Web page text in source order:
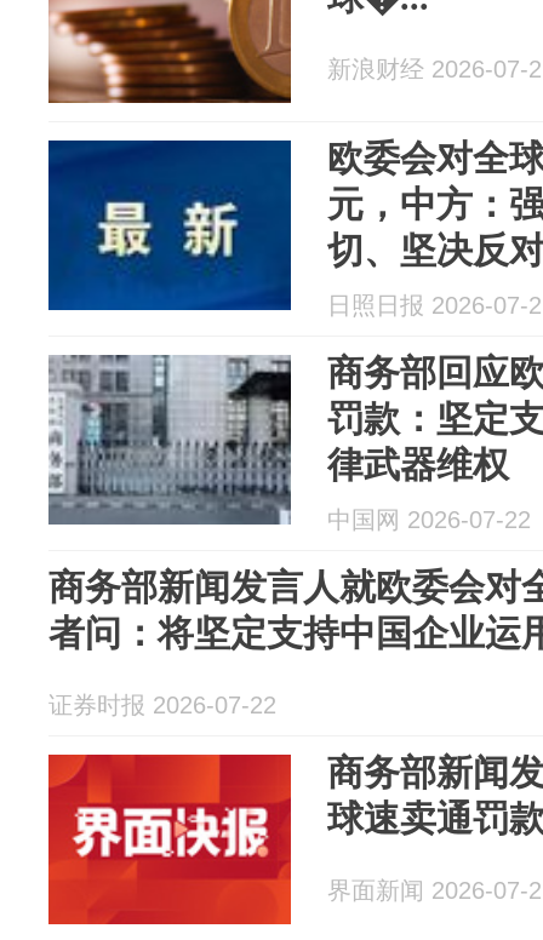
新浪财经 2026-07-
欧委会对全
元，中方：
切、坚决反
日照日报 2026-07-
商务部回应
罚款：坚定
律武器维权
中国网 2026-07-22
商务部新闻发言人就欧委会对
者问：将坚定支持中国企业运
证券时报 2026-07-22
商务部新闻
球速卖通罚
界面新闻 2026-07-